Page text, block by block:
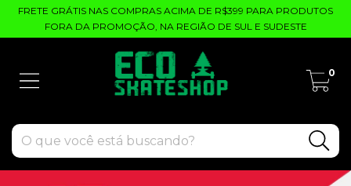
FRETE GRÁTIS NAS COMPRAS ACIMA DE R$399 PARA PRODUTOS
FORA DA PROMOÇÃO, NA REGIÃO DE SUL E SUDESTE
0